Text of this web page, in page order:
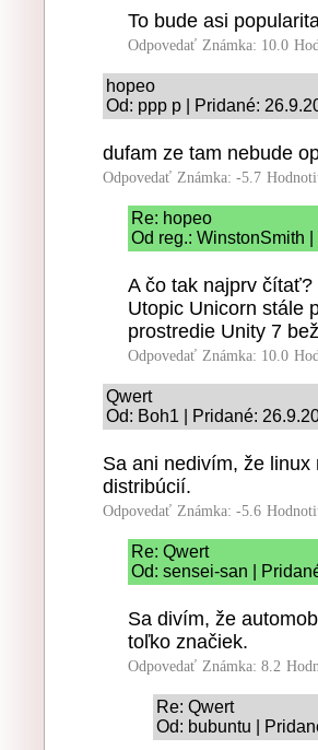
To bude asi
Odpovedať Známka: 10.0
hopeo
Od: ppp p | Pridané:
dufam ze tam nebude
Odpovedať Známka: -5.7
Re: hopeo
Od reg.: WinstonSmith
A čo tak najprv čítať?
Utopic Unicorn stále
prostredie Unity 7
Odpovedať Známka: 10.0
Qwert
Od: Boh1 | Pridané:
Sa ani nedivím, že
distribúcií.
Odpovedať Známka: -5.6
Re: Qwert
Od: sensei-san |
Sa divím, že
toľko značiek.
Odpovedať Známka: 8.2
Re: Qwert
Od: bubuntu |